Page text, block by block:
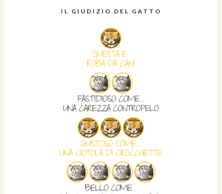
IL GIUDIZIO DEL GATTO